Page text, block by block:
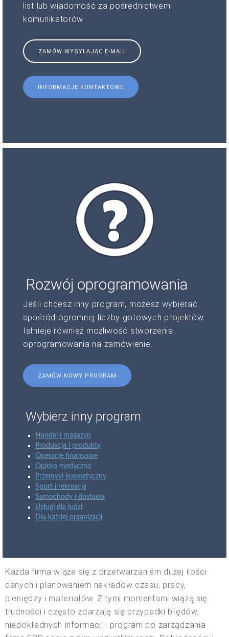
list lub wiadomość za pośrednictwem
komunikatorów
ZAMÓW WYSYŁAJĄC E-MAIL
INFORMACJE KONTAKTOWE
Rozwój oprogramowania
Jeśli chcesz inny program, możesz wybierać
spośród ogromnej liczby gotowych projektów.
Istnieje również możliwość stworzenia
oprogramowania na zamówienie.
ZAMÓW NOWY PROGRAM
Wybierz inny program
Handel i magazyn
Produkcja i produkty
Operacje finansowe
Opieka medyczna
Przemysł kosmetyczny
Sport i rekreacja
Samochody i dostawa
Usługi dla ludzi
Dla każdej organizacji
Każda firma wiąże się z przetwarzaniem dużej ilości
danych i planowaniem nakładów czasu, pracy,
pieniędzy i materiałów. Z tymi momentami wiążą się
trudności i często zdarzają się przypadki błędów,
niedokładnych informacji i program do zarządzania